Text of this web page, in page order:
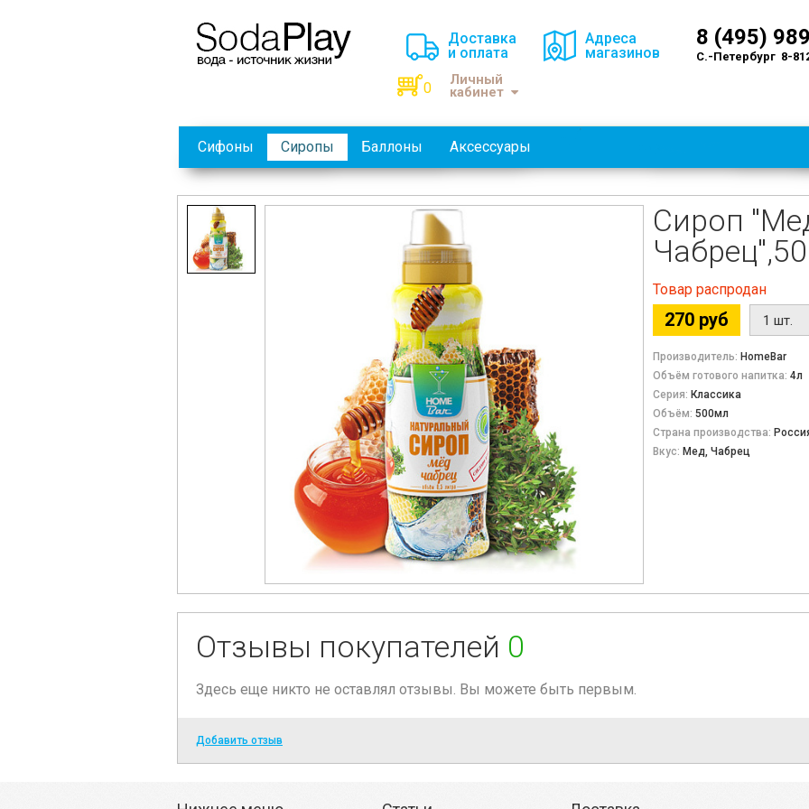
Доставка
и оплата
Адреса
магазинов
8 (495)
С.-Петербург 8-
0
Личный
кабинет
Сифоны Сиропы Баллоны Аксессуары
Сироп
Товар распродан
270 руб
Производитель: HomeBar
Объём готового напитка: 4л
Серия: Классика
Объём: 500мл
Страна производства:
Вкус: Мед, Чабрец
Отзывы покупателей 0
Здесь еще никто не оставлял отзывы. Вы можете быть первым.
Добавить отзыв